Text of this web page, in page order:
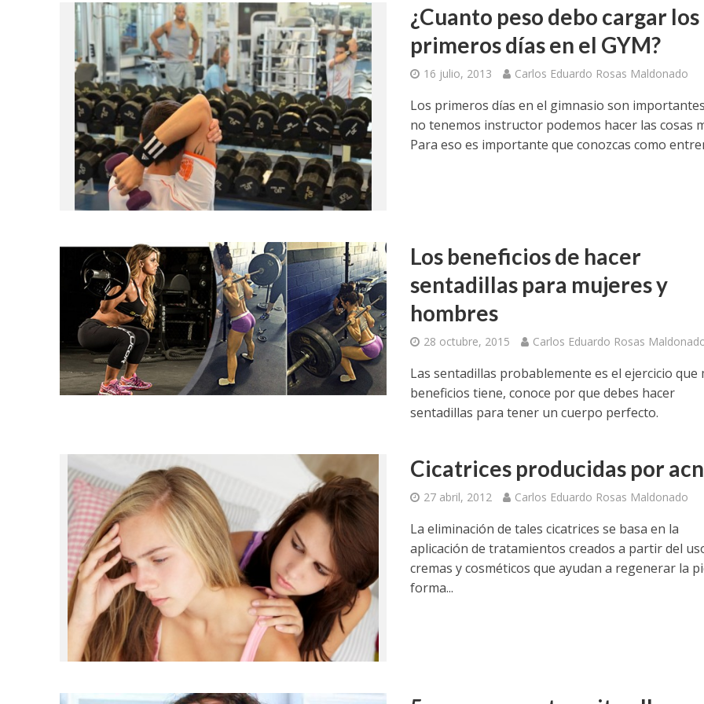
¿Cuanto peso debo cargar los
primeros días en el GYM?
16 julio, 2013 Carlos Eduardo Rosas Maldonado
Los primeros días en el gimnasio son
no tenemos instructor podemos hacer las cosas
Para eso es importante que conozcas como
Los beneficios de hacer
sentadillas para mujeres y
hombres
28 octubre, 2015 Carlos Eduardo Rosas
Las sentadillas probablemente es el ejercicio que
beneficios tiene, conoce por que debes hacer
sentadillas para tener un cuerpo perfecto.
Cicatrices producidas por
27 abril, 2012 Carlos Eduardo Rosas Maldonado
La eliminación de tales cicatrices se basa en la
aplicación de tratamientos creados a partir del
cremas y cosméticos que ayudan a regenerar la
forma...